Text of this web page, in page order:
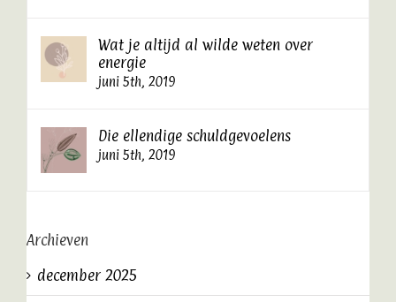
Wat je altijd al wilde weten over
energie
juni 5th, 2019
Die ellendige schuldgevoelens
juni 5th, 2019
Archieven
december 2025